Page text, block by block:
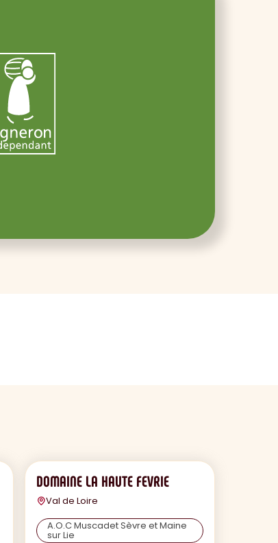
DOMAINE LA HAUTE FEVRIE
Val de Loire
A.O.C Muscadet Sèvre et Maine
sur Lie